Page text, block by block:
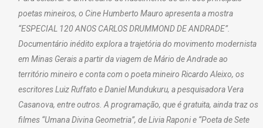
poetas mineiros, o Cine Humberto Mauro apresenta a mostra
“ESPECIAL 120 ANOS CARLOS DRUMMOND DE ANDRADE”.
Documentário inédito explora a trajetória do movimento modernista
em Minas Gerais a partir da viagem de Mário de Andrade ao
território mineiro e conta com o poeta mineiro Ricardo Aleixo, os
escritores Luiz Ruffato e Daniel Mundukuru, a pesquisadora Vera
Casanova, entre outros. A programação, que é gratuita, ainda traz os
filmes “Umana Divina Geometria”, de Livia Raponi e “Poeta de Sete